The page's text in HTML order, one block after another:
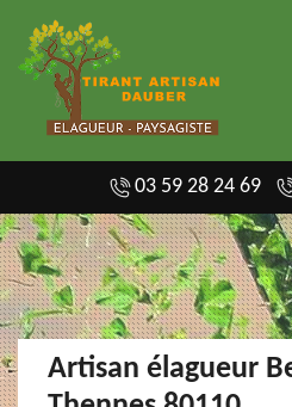
03 59 28 24 69
Artisan élagueur